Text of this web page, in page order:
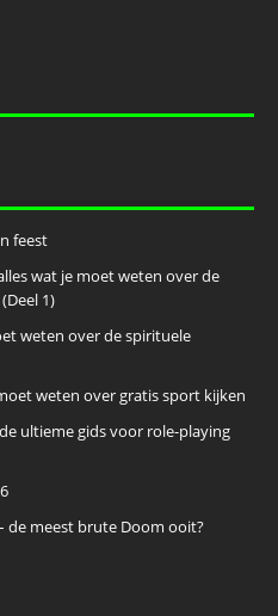
feest
wat je moet weten over de
1)
weten over de spirituele
weten over gratis sport kijken
ultieme gids voor role-playing
de meest brute Doom ooit?